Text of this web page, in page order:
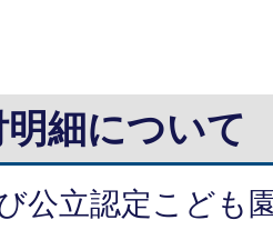
細について
公立認定こども